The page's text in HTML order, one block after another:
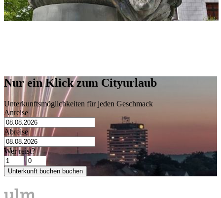
Nur ein Klick zum Cityurlaub
Unterkunftsmöglichkeiten für jeden Geschmack
Anreise
Abreise
Wer reist?
Unterkunft buchen buchen